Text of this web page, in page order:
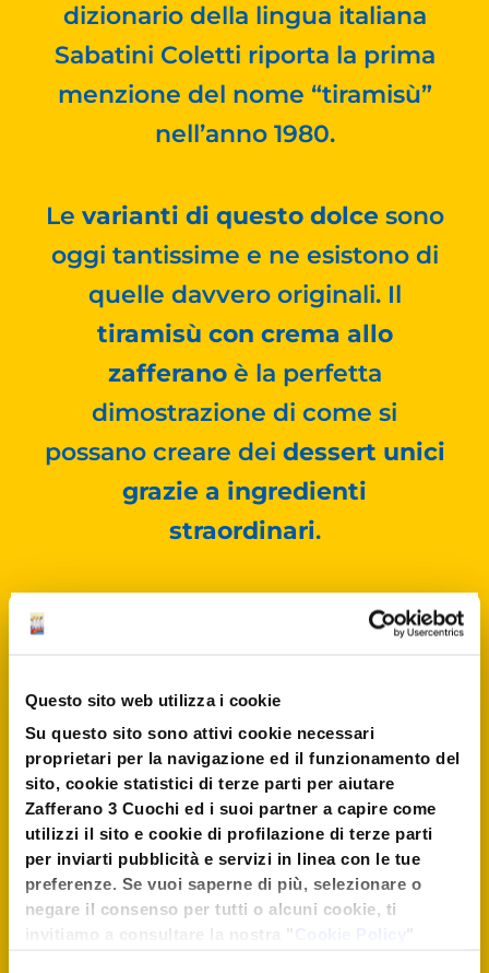
Questo sito web utilizza i cookie
Su questo sito sono attivi cookie necessari
proprietari per la navigazione ed il funzionamento del
sito, cookie statistici di terze parti per aiutare
Zafferano 3 Cuochi ed i suoi partner a capire come
utilizzi il sito e cookie di profilazione di terze parti
per inviarti pubblicità e servizi in linea con le tue
preferenze. Se vuoi saperne di più, selezionare o
negare il consenso per tutti o alcuni cookie, ti
invitiamo a consultare la nostra "
"
dizionario della lingua italiana
Sabatini Coletti riporta la prima
menzione del nome “tiramisù”
nell’anno 1980.
Le varianti di questo dolcesono
oggi tantissime e ne esistono di
quelle davvero originali. Il
tiramisù con crema allo
zafferanoè la perfetta
dimostrazione di come si
possano creare dei dessert unici
grazie a ingredienti
straordinari.
Separate i tuorli dagli albumi e
zucchero fino ad ottenere una
crema liscia e morbida
Versate lozafferanoin
poco latte caldo e unitelo
alla crema.
Incorporate il mascarpone